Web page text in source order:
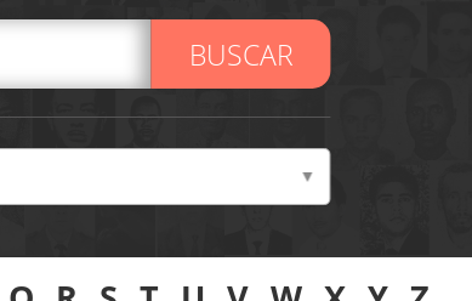
BUSCAR